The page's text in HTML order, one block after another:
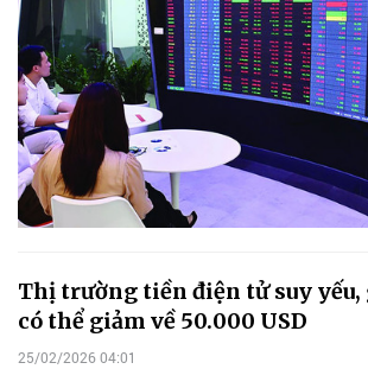
Thị trường tiền điện tử suy
có thể giảm về 50.000 USD
25/02/2026 04:01